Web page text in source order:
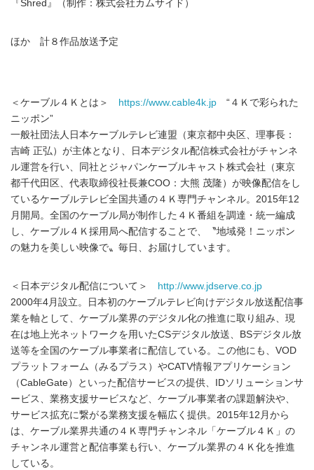
『Shred』（制作：株式会社カムサイド）
ほか 計８作品放送予定
＜ケーブル４Ｋとは＞ https://www.cable4k.jp “４Ｋで彩られた
ニッポン”
一般社団法人日本ケーブルテレビ連盟（東京都中央区、理事長：
吉崎 正弘）が主体となり、日本デジタル配信株式会社がチャンネ
ル運営を行い、同社とジャパンケーブルキャスト株式会社（東京
都千代田区、代表取締役社長兼COO：大熊 茂隆）が映像配信をし
ているケーブルテレビ全国共通の４Ｋ専門チャンネル。2015年12
月開局。全国のケーブル局が制作した４Ｋ番組を調達・統一編成
し、ケーブル４Ｋ採用局へ配信することで、〝地域発！ニッポン
の魅力を美しい映像で〟毎日、お届けしています。
＜日本デジタル配信について＞
http://www.jdserve.co.jp
2000年4月設立。日本初のケーブルテレビ向けデジタル放送配信事
業を軸として、ケーブル業界のデジタル化の推進に取り組み、現
在は地上光ネットワークを用いたCSデジタル放送、BSデジタル放
送等を全国のケーブル事業者に配信している。この他にも、VOD
プラットフォーム（みるプラス）やCATV情報アプリケーション
（CableGate）といった配信サービスの提供、IDソリューションサ
ービス、業務支援サービスなど、ケーブル事業者の課題解決や、
サービス拡充に繋がる業務支援を幅広く提供。2015年12月から
は、ケーブル業界共通の４Ｋ専門チャンネル「ケーブル４Ｋ」の
チャンネル運営と配信事業も行い、ケーブル業界の４Ｋ化を推進
している。